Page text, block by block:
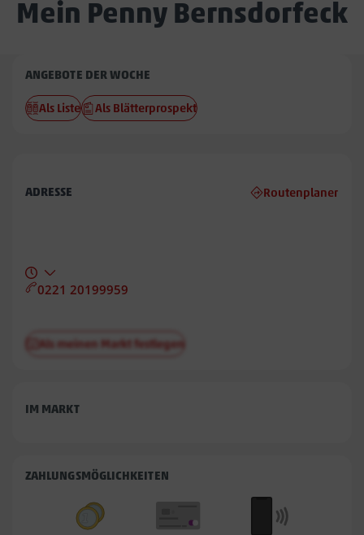
Mein Penny Bernsdorfeck
Penny
Bernsdorfeck
ANGEBOTE DER WOCHE
Als Liste Als Blätterprospekt
ADRESSE Routenplaner
0221 20199959
Als meinen Markt festlegen
IM MARKT
ZAHLUNGSMÖGLICHKEITEN